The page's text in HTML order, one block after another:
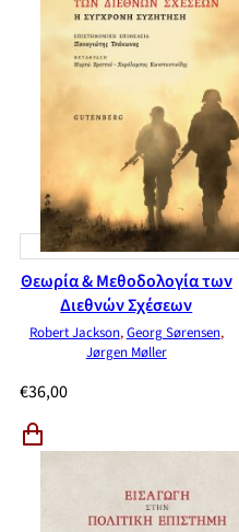
Θεωρία & Μεθοδολογία των
Διεθνών Σχέσεων
Robert Jackson,Georg Sørensen,
Jørgen Møller
€36,00